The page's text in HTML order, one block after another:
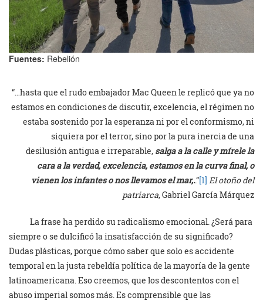
Fuentes: Rebelión
“…hasta que el rudo embajador Mac Queen le replicó que ya no
estamos en condiciones de discutir, excelencia, el régimen no
estaba sostenido por la esperanza ni por el conformismo, ni
siquiera por el terror, sino por la pura inercia de una
desilusión antigua e irreparable, salga a la calle y mírele la
cara a la verdad, excelencia, estamos en la curva final, o
vienen los infantes o nosllevamos el mar,..”[1] El otoño del
patriarca, Gabriel García Márquez
La frase ha perdido su radicalismo emocional. ¿Será para
siempre o se dulcificó la insatisfacción de su significado?
Dudas plásticas, porque cómo saber que solo es accidente
temporal en la justa rebeldía política de la mayoría de la gente
latinoamericana. Eso creemos, que los descontentos con el
abuso imperial somos más. Es comprensible que las